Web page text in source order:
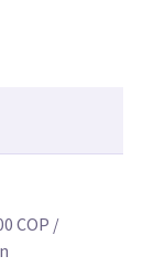
COP /